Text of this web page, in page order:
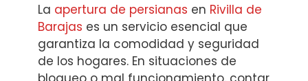
La apertura de persianas en Rivilla de
Barajas es un servicio esencial que
garantiza la comodidad y seguridad
de los hogares. En situaciones de